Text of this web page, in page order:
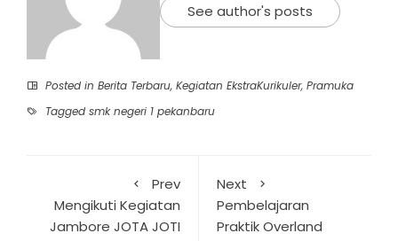
See author's posts
Posted in Berita Terbaru, Kegiatan EkstraKurikuler, Pramuka
Tagged smk negeri 1 pekanbaru
Prev
Mengikuti Kegiatan
Jambore JOTA JOTI
Next
Pembelajaran
Praktik Overland